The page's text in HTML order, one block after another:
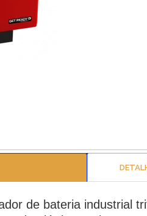
de bateria industrial